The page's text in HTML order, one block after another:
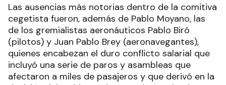
Las ausencias más notorias dentro de la comitiva
cegetista fueron, además de Pablo Moyano, las
de los gremialistas aeronáuticos Pablo Biró
(pilotos) y Juan Pablo Brey (aeronavegantes),
quienes encabezan el duro conflicto salarial que
incluyó una serie de paros y asambleas que
afectaron a miles de pasajeros y que derivó en la